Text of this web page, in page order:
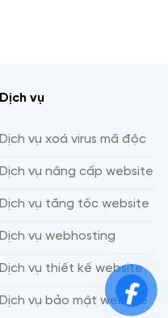
Dịch vụ
Dịch vụ xoá virus mã độc
Dịch vụ nâng cấp website
Dịch vụ tăng tốc website
Dịch vụ webhosting
Dịch vụ thiết kế website
Dịch vụ bảo mật website